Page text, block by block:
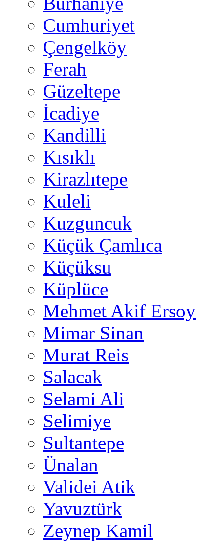
Cumhuriyet
Çengelköy
Ferah
Güzeltepe
İcadiye
Kandilli
Kısıklı
Kirazlıtepe
Kuleli
Kuzguncuk
Küçük Çamlıca
Küçüksu
Küplüce
Mehmet Akif Ersoy
Mimar Sinan
Murat Reis
Salacak
Selami Ali
Selimiye
Sultantepe
Ünalan
Validei Atik
Yavuztürk
Zeynep Kamil